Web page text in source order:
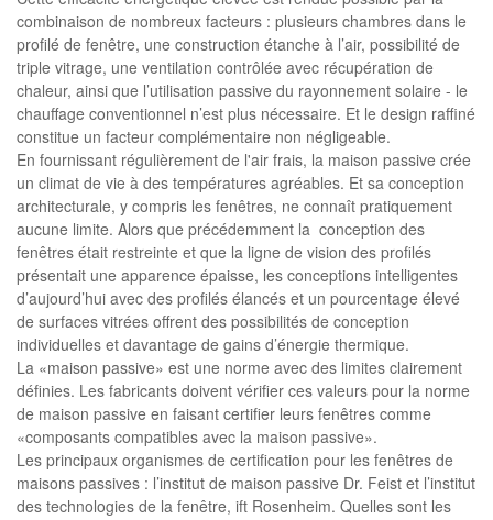
combinaison de nombreux facteurs : plusieurs chambres dans le
profilé de fenêtre, une construction étanche à l’air, possibilité de
triple vitrage, une ventilation contrôlée avec récupération de
chaleur, ainsi que l’utilisation passive du rayonnement solaire - le
chauffage conventionnel n’est plus nécessaire. Et le design raffiné
constitue un facteur complémentaire non négligeable.
En fournissant régulièrement de l'air frais, la maison passive crée
un climat de vie à des températures agréables. Et sa conception
architecturale, y compris les fenêtres, ne connaît pratiquement
aucune limite. Alors que précédemment la conception des
fenêtres était restreinte et que la ligne de vision des profilés
présentait une apparence épaisse, les conceptions intelligentes
d’aujourd’hui avec des profilés élancés et un pourcentage élevé
de surfaces vitrées offrent des possibilités de conception
individuelles et davantage de gains d’énergie thermique.
La «maison passive» est une norme avec des limites clairement
définies. Les fabricants doivent vérifier ces valeurs pour la norme
de maison passive en faisant certifier leurs fenêtres comme
«composants compatibles avec la maison passive».
Les principaux organismes de certification pour les fenêtres de
maisons passives : l’institut de maison passive Dr. Feist et l’institut
des technologies de la fenêtre, ift Rosenheim. Quelles sont les